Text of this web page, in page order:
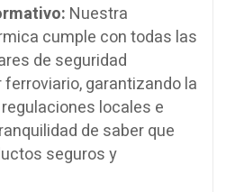
Nuestra
cumple con todas las
de seguridad
garantizando la
locales e
de saber que
seguros y